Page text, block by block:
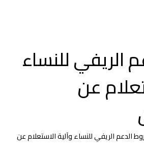
الريفي للنساء
عن
الدعم الريفي للنساء وآلية الاستعلام عن